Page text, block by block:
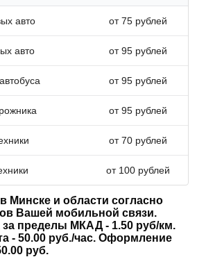
авто от 75 рублей
авто от 95 рублей
от 95 рублей
от 95 рублей
от 70 рублей
от 100 рублей
Минске и области согласно
Вашей мобильной связи.
пределы МКАД - 1.50 руб/км.
- 50.00 руб./час. Оформление
руб.